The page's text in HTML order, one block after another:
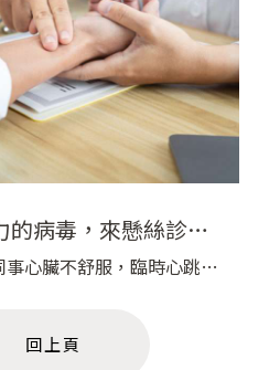
的病毒，來懸絲診脈
| 宇平診所
心臟不舒服，臨時心跳加
也鬆了一口氣。​ ​ 突然這時
回上頁